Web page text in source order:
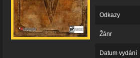
Odkazy
Žánr
Datum vydání